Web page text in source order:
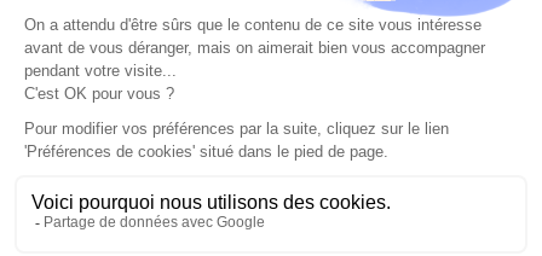
Site protégé par reCAPTCHA.
Marchand approuvé par la Société des Avis Garantis, cliquez ici pour
vérifier.
SHOP COIFFURE © 2026 - Tous droits réservés - Site créé et